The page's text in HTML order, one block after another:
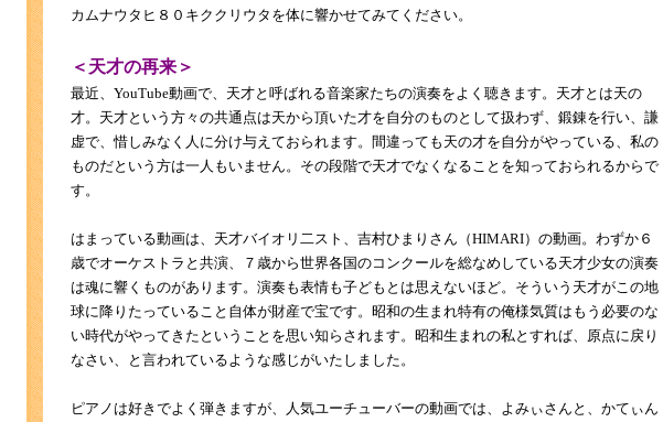
カムナウタヒ８０キククリウタを体に響かせてみてください。
＜天才の再来＞
最近、YouTube動画で、天才と呼ばれる音楽家たちの演奏をよく聴きます。天才とは天の
才。天才という方々の共通点は天から頂いた才を自分のものとして扱わず、鍛錬を行い、謙
虚で、惜しみなく人に分け与えておられます。間違っても天の才を自分がやっている、私の
ものだという方は一人もいません。その段階で天才でなくなることを知っておられるからで
す。
はまっている動画は、天才バイオリ二スト、吉村ひまりさん（HIMARI）の動画。わずか６
歳でオーケストラと共演、７歳から世界各国のコンクールを総なめしている天才少女の演奏
は魂に響くものがあります。演奏も表情も子どもとは思えないほど。そういう天才がこの地
球に降りたっていること自体が財産で宝です。昭和の生まれ特有の俺様気質はもう必要のな
い時代がやってきたということを思い知らされます。昭和生まれの私とすれば、原点に戻り
なさい、と言われているような感じがいたしました。
ピアノは好きでよく弾きますが、人気ユーチューバーの動画では、よみぃさんと、かてぃん